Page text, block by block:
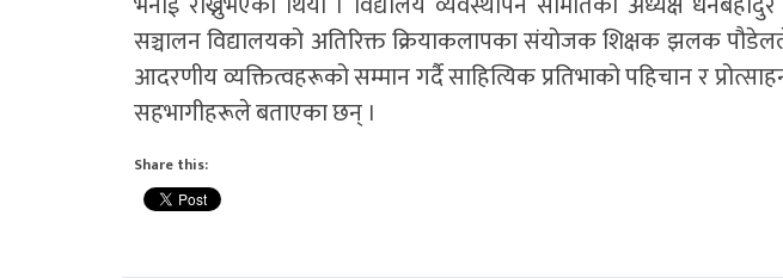
सञ्चालन विद्यालयको अतिरिक्त क्रियाकलापका संयोजक शिक्षक झलक
आदरणीय व्यक्तित्वहरूको सम्मान गर्दै साहित्यिक प्रतिभाको पहिचान र
सहभागीहरूले बताएका छन् ।
Share this: